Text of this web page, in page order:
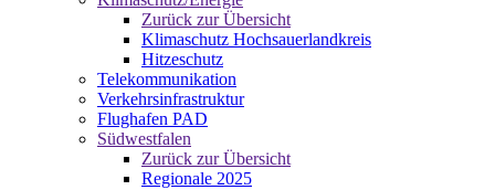
Zurück zur Übersicht
Klimaschutz Hochsauerlandkreis
Hitzeschutz
Telekommunikation
Verkehrsinfrastruktur
Flughafen PAD
Südwestfalen
Zurück zur Übersicht
Regionale 2025